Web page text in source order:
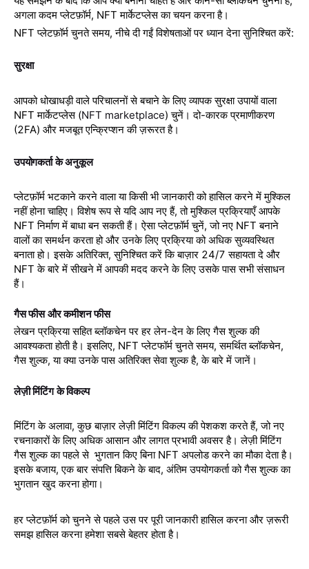
अगला कदम प्लेटफ़ॉर्म, NFT मार्केटप्लेस का चयन करना है।
NFT प्लेटफ़ॉर्म चुनते समय, नीचे दी गईं विशेषताओं पर ध्यान देना सुनिश्चित करें:
सुरक्षा
आपको धोखाधड़ी वाले परिचालनों से बचाने के लिए व्यापक सुरक्षा उपायों वाला
NFT मार्केटप्लेस (NFT marketplace) चुनें। दो-कारक प्रमाणीकरण
(2FA) और मजबूत एन्क्रिप्शन की ज़रूरत है।
उपयोगकर्ता के अनुकूल
प्लेटफ़ॉर्म भटकाने करने वाला या किसी भी जानकारी को हासिल करने में मुश्किल
नहीं होना चाहिए। विशेष रूप से यदि आप नए हैं, तो मुश्किल प्रक्रियाएँ आपके
NFT निर्माण में बाधा बन सकती हैं। ऐसा प्लेटफ़ॉर्म चुनें, जो नए NFT बनाने
वालों का समर्थन करता हो और उनके लिए प्रक्रिया को अधिक सुव्यवस्थित
बनाता हो। इसके अतिरिक्त, सुनिश्चित करें कि बाज़ार 24/7 सहायता दे और
NFT के बारे में सीखने में आपकी मदद करने के लिए उसके पास सभी संसाधन
हैं।
गैस फीस और कमीशन फीस
लेखन प्रक्रिया सहित ब्लॉकचेन पर हर लेन-देन के लिए गैस शुल्क की
आवश्यकता होती है। इसलिए, NFT प्लेटफॉर्म चुनते समय, समर्थित ब्लॉकचेन,
गैस शुल्क, या क्या उनके पास अतिरिक्त सेवा शुल्क है, के बारे में जानें।
लेज़ी मिंटिंग के विकल्प
मिंटिंग के अलावा, कुछ बाज़ार लेज़ी मिंटिंग विकल्प की पेशकश करते हैं, जो नए
रचनाकारों के लिए अधिक आसान और लागत प्रभावी अवसर है। लेज़ी मिंटिंग
गैस शुल्क का पहले से भुगतान किए बिना NFT अपलोड करने का मौका देता है।
इसके बजाय, एक बार संपत्ति बिकने के बाद, अंतिम उपयोगकर्ता को गैस शुल्क का
भुगतान खुद करना होगा।
हर प्लेटफ़ॉर्म को चुनने से पहले उस पर पूरी जानकारी हासिल करना और ज़रूरी
समझ हासिल करना हमेशा सबसे बेहतर होता है।